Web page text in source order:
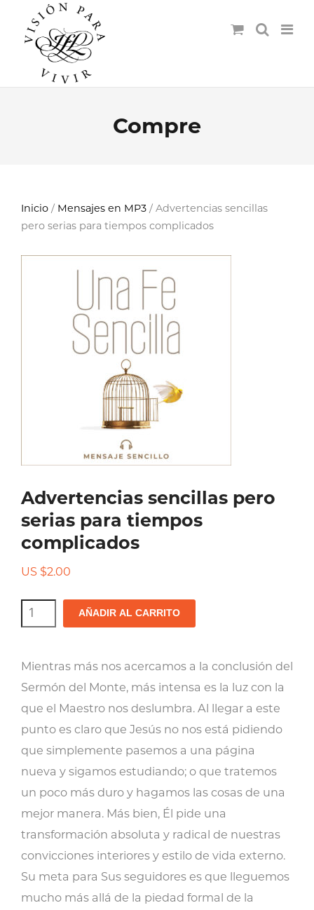
Compre
Inicio / Mensajes en MP3 / Advertencias sencillas
pero serias para tiempos complicados
Advertencias sencillas pero
serias para tiempos
complicados
US $2.00
Advertencias
sencillas
tiempos
complicados
cantidad
AÑADIR AL CARRITO
Mientras más nos acercamos a la conclusión del
Sermón del Monte, más intensa es la luz con la
que el Maestro nos deslumbra. Al llegar a este
punto es claro que Jesús no nos está pidiendo
que simplemente pasemos a una página
nueva y sigamos estudiando; o que tratemos
un poco más duro y hagamos las cosas de una
mejor manera. Más bien, Él pide una
transformación absoluta y radical de nuestras
convicciones interiores y estilo de vida externo.
Su meta para Sus seguidores es que lleguemos
mucho más allá de la piedad formal de la